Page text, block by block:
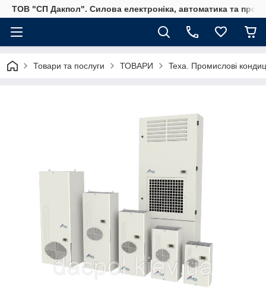
ТОВ "СП Дакпол". Силова електроніка, автоматика та
Товари та послуги ТОВАРИ Texa. Промислові